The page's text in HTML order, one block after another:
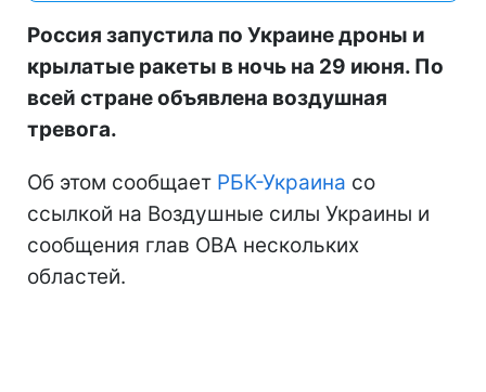
Россия запустила по Украине дроны и
крылатые ракеты в ночь на 29 июня. По
всей стране объявлена воздушная
тревога.
Об этом сообщает РБК-Украина со
ссылкой на Воздушные силы Украины и
сообщения глав ОВА нескольких
областей.